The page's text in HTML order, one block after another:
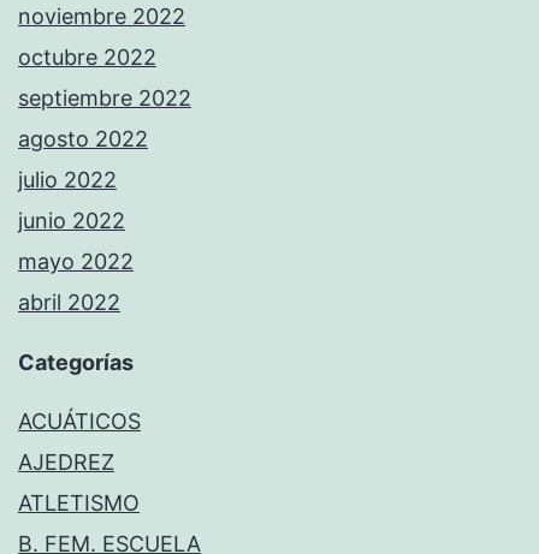
noviembre 2022
octubre 2022
septiembre 2022
agosto 2022
julio 2022
junio 2022
mayo 2022
abril 2022
Categorías
ACUÁTICOS
AJEDREZ
ATLETISMO
B. FEM. ESCUELA